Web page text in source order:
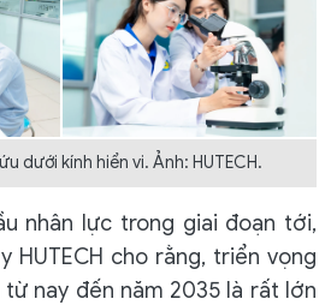
dưới kính hiển vi. Ảnh: HUTECH.
nhân lực trong giai đoạn tới,
HUTECH cho rằng, triển vọng
nay đến năm 2035 là rất lớn